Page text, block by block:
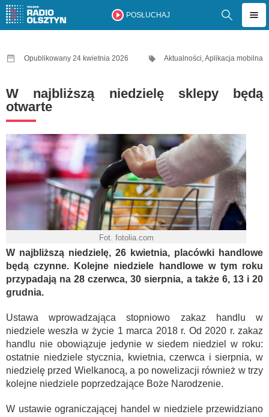
POSŁUCHAJ
Opublikowany 24 kwietnia 2026 Aktualności,Aplikacja mobilna
W najbliższą niedzielę sklepy będą
otwarte
Fot. fotolia.com
W najbliższą niedzielę, 26 kwietnia, placówki handlowe
będą czynne. Kolejne niedziele handlowe w tym roku
przypadają na 28 czerwca, 30 sierpnia, a także 6, 13 i 20
grudnia.
Ustawa wprowadzająca stopniowo zakaz handlu w
niedziele weszła w życie 1 marca 2018 r. Od 2020 r. zakaz
handlu nie obowiązuje jedynie w siedem niedziel w roku:
ostatnie niedziele stycznia, kwietnia, czerwca i sierpnia, w
niedzielę przed Wielkanocą, a po nowelizacji również w trzy
kolejne niedziele poprzedzające Boże Narodzenie.
W ustawie ograniczającej handel w niedziele przewidziano